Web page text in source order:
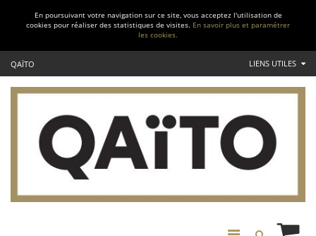
En poursuivant votre navigation sur ce site, vous acceptez l'utilisation de
cookies pour réaliser des statistiques de visites. En savoir plus et paramétrer
les cookies.
QAÏTO LIENS UTILES